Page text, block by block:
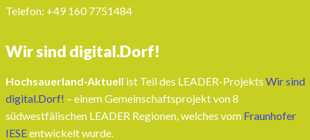
Telefon: ‭+49 160 7751484‬
Wir sind digital.Dorf!
Hochsauerland-Aktuell ist Teil des LEADER-Projekts Wir sind
digital.Dorf! – einem Gemeinschaftsprojekt von 8
südwestfälischen LEADER Regionen, welches vom Fraunhofer
IESEentwickelt wurde.